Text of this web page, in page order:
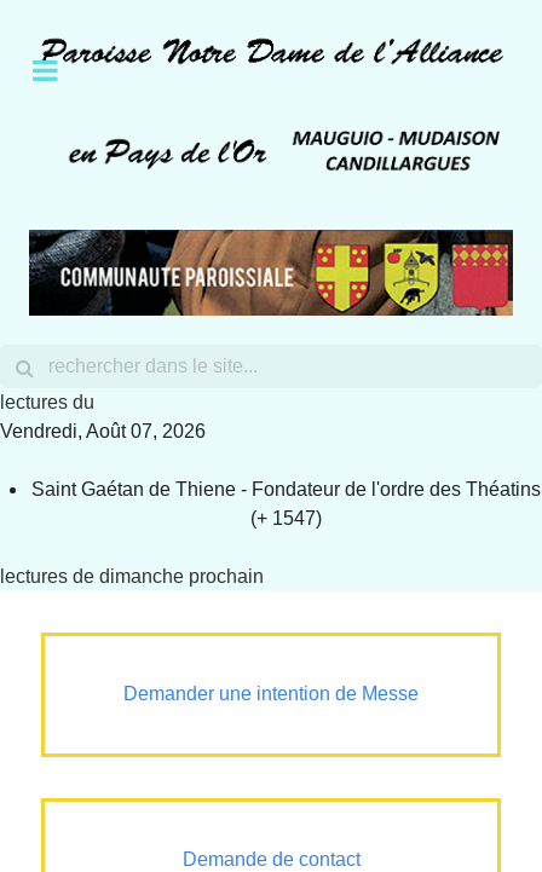
lectures du
Vendredi, Août 07, 2026
Saint Gaétan de Thiene - Fondateur de l'ordre des Théatins
(+ 1547)
lectures de dimanche prochain
Demander une intention de Messe
Demande de contact